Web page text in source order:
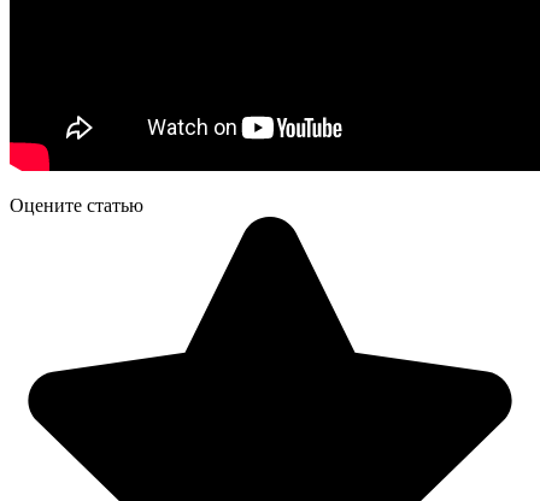
Оцените статью